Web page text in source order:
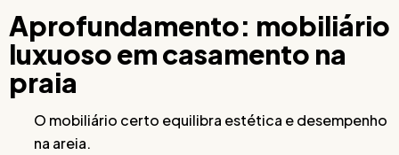
Aprofundamento: mobiliário
luxuoso em casamento na
praia
O mobiliário certo equilibra estética e desempenho
na areia.